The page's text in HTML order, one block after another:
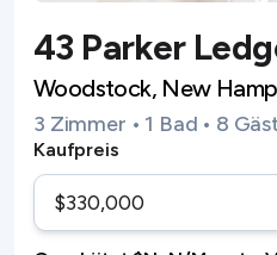
43 Parker
Woodstock, New
3 Zimmer • 1 Bad • 8
Kaufpreis